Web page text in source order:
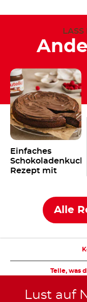
Einfaches
Rezept mit
Alle
Teile, was
Lust auf